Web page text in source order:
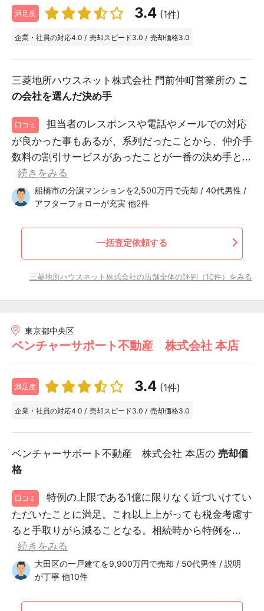
満足度 3.4 (1件)
企業・社員の対応4.0 / 売却スピード3.0 / 売却価格3.0
三菱地所ハウスネット株式会社 門前仲町営業所の こ
の会社を選んだ決め手
口コミ
担当者のレスポンスや電話やメールでの対応
が良かった事もあるが、系列だったことから、仲介手
数料の割引サービスがあったことが一番の決め手と...
続きをみる
船橋市の分譲マンションを2,500万円で売却 / 40代男性 /
アフターフォローが充実 他2件
一括査定依頼する
三菱地所ハウスネット株式会社の店舗全体の評判（10件）をみる
東京都中央区
ベンチャーサポート不動産 株式会社 本店
満足度 3.4 (1件)
企業・社員の対応4.0 / 売却スピード3.0 / 売却価格3.0
ベンチャーサポート不動産 株式会社 本店の 売却価
格
口コミ
特例の上限である1億に限りなく近づいけてい
ただいたことに満足。これ以上上がっても税金考慮す
ると手取りがら減ることなる。相続時から特例を...
続きをみる
大田区の一戸建てを9,900万円で売却 / 50代男性 / 説明
が丁寧 他10件